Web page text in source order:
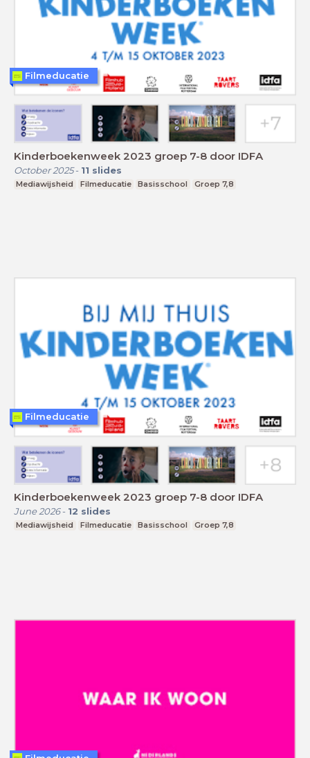
Kinderboekenweek 2023 groep 7-8 door IDFA
October 2025- 11 slides
Mediawijsheid Filmeducatie Basisschool Groep 7,8
Filmeducatie
Kinderboekenweek 2023 groep 7-8 door IDFA
June 2026- 12 slides
Mediawijsheid Filmeducatie Basisschool Groep 7,8
Filmeducatie